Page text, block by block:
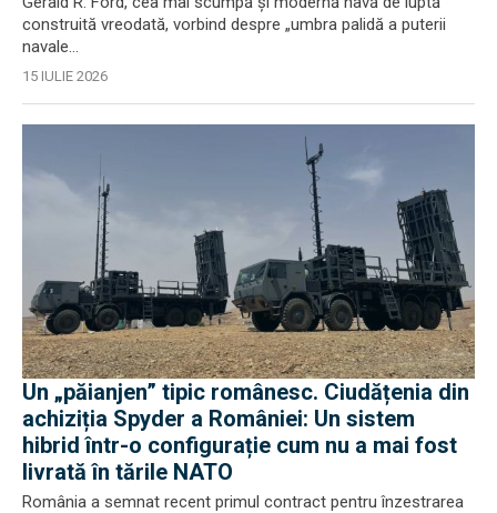
construită vreodată, vorbind despre „umbra palidă a puterii
navale...
15 IULIE 2026
Un „păianjen” tipic românesc. Ciudățenia din
achiziția Spyder a României: Un sistem
hibrid într-o configurație cum nu a mai fost
livrată în tările NATO
România a semnat recent primul contract pentru înzestrarea